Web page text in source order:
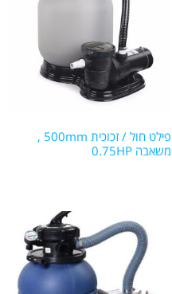
פילט חול / זכוכית 500mm ,
משאבה 0.75HP